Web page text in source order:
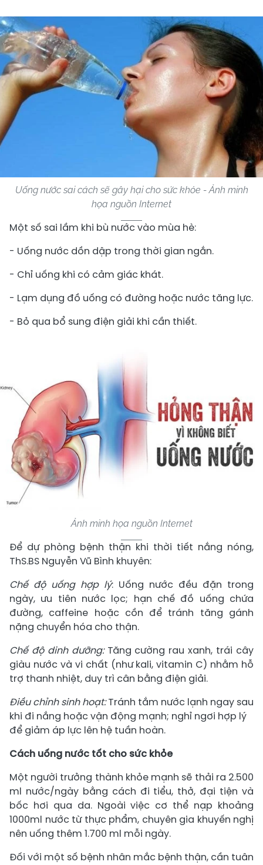
Uống nước sai cách sẽ gây hại cho sức khỏe - Ảnh minh
họa nguồn Internet
Một số sai lầm khi bù nước vào mùa hè:
- Uống nước dồn dập trong thời gian ngắn.
- Chỉ uống khi có cảm giác khát.
- Lạm dụng đồ uống có đường hoặc nước tăng lực.
- Bỏ qua bổ sung điện giải khi cần thiết.
Ảnh minh họa nguồn Internet
Để dự phòng bệnh thận khi thời tiết nắng nóng,
ThS.BS Nguyễn Vũ Bình khuyên:
Chế độ uống hợp lý: Uống nước đều đặn trong
ngày, ưu tiên nước lọc; hạn chế đồ uống chứa
đường, caffeine hoặc cồn để tránh tăng gánh
nặng chuyển hóa cho thận.
Chế độ dinh dưỡng:Tăng cường rau xanh, trái cây
giàu nước và vi chất (như kali, vitamin C) nhằm hỗ
trợ thanh nhiệt, duy trì cân bằng điện giải.
Điều chỉnh sinh hoạt:Tránh tắm nước lạnh ngay sau
khi đi nắng hoặc vận động mạnh; nghỉ ngơi hợp lý
để giảm áp lực lên hệ tuần hoàn.
Cách uống nước tốt cho sức khỏe
Một người trưởng thành khỏe mạnh sẽ thải ra 2.500
ml nước/ngày bằng cách đi tiểu, thở, đại tiện và
bốc hơi qua da. Ngoài việc cơ thể nạp khoảng
1000ml nước từ thực phẩm, chuyên gia khuyến nghị
nên uống thêm 1.700 ml mỗi ngày.
Đối với một số bệnh nhân mắc bệnh thận, cần tuân